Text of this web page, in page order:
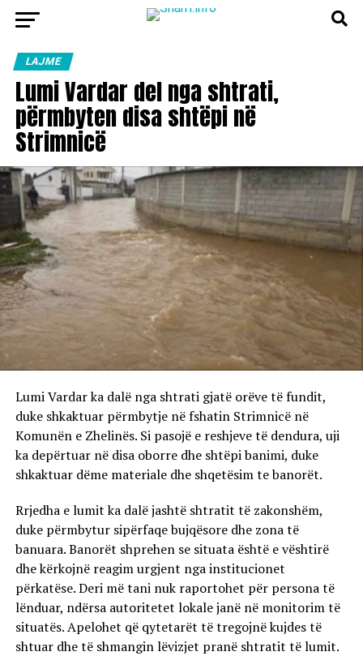
LAJME
Lumi Vardar del nga shtrati,
përmbyten disa shtëpi në
Strimnicë
Lumi Vardar ka dalë nga shtrati gjatë orëve të fundit,
duke shkaktuar përmbytje në fshatin Strimnicë në
Komunën e Zhelinës. Si pasojë e reshjeve të dendura, uji
ka depërtuar në disa oborre dhe shtëpi banimi, duke
shkaktuar dëme materiale dhe shqetësim te banorët.
Rrjedha e lumit ka dalë jashtë shtratit të zakonshëm,
duke përmbytur sipërfaqe bujqësore dhe zona të
banuara. Banorët shprehen se situata është e vështirë
dhe kërkojnë reagim urgjent nga institucionet
përkatëse. Deri më tani nuk raportohet për persona të
lënduar, ndërsa autoritetet lokale janë në monitorim të
situatës. Apelohet që qytetarët të tregojnë kujdes të
shtuar dhe të shmangin lëvizjet pranë shtratit të lumit.